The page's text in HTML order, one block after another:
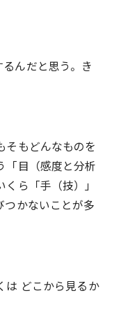
んだと思う。き
そもどんなものを
「目（感度と分析
ら「手（技）」
つかないことが多
は どこから見るか